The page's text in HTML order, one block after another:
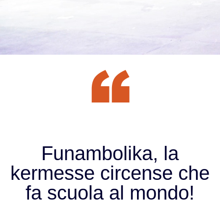
Funambolika, la
kermesse circense che
fa scuola al mondo!